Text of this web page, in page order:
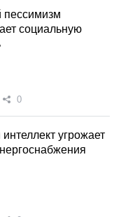
пессимизм
социальную
0
угрожает